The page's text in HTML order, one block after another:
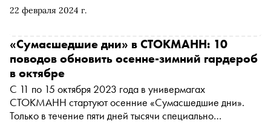
22 февраля 2024 г.
мужчины и женщины
«Сумасшедшие дни» в СТОКМАНН: 10
поводов обновить осенне-зимний гардероб
в октябре
С 11 по 15 октября 2023 года в универмагах
СТОКМАНН стартуют осенние «Сумасшедшие дни».
Только в течение пяти дней тысячи специально